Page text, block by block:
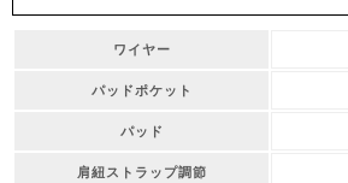
ワイヤー
パッドポケット
パッド
肩紐ストラップ調節